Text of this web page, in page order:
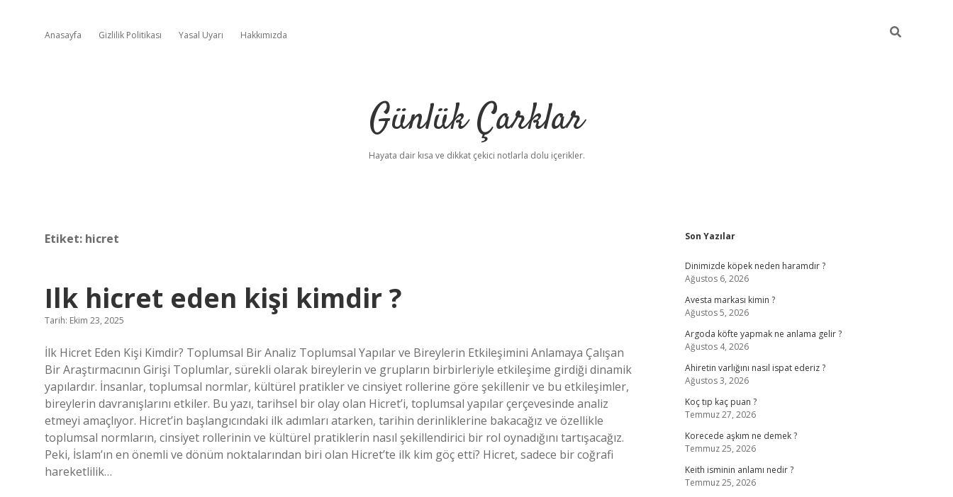
Anasayfa Gizlilik Politikası Yasal Uyarı Hakkımızda
Günlük Çarklar
Hayata dair kısa ve dikkat çekici notlarla dolu içerikler.
Etiket: hicret
Ilk hicret eden kişi kimdir ?
Tarih: Ekim 23, 2025
İlk Hicret Eden Kişi Kimdir? Toplumsal Bir Analiz Toplumsal Yapılar ve Bireylerin Etkileşimini Anlamaya Çalışan
Bir Araştırmacının Girişi Toplumlar, sürekli olarak bireylerin ve grupların birbirleriyle etkileşime girdiği dinamik
yapılardır. İnsanlar, toplumsal normlar, kültürel pratikler ve cinsiyet rollerine göre şekillenir ve bu etkileşimler,
bireylerin davranışlarını etkiler. Bu yazı, tarihsel bir olay olan Hicret’i, toplumsal yapılar çerçevesinde analiz
etmeyi amaçlıyor. Hicret’in başlangıcındaki ilk adımları atarken, tarihin derinliklerine bakacağız ve özellikle
toplumsal normların, cinsiyet rollerinin ve kültürel pratiklerin nasıl şekillendirici bir rol oynadığını tartışacağız.
Peki, İslam’ın en önemli ve dönüm noktalarından biri olan Hicret’te ilk kim göç etti? Hicret, sadece bir coğrafi
hareketlilik…
Sidebar
Son Yazılar
Dinimizde köpek neden haramdır ?
Ağustos 6, 2026
Avesta markası kimin ?
Ağustos 5, 2026
Argoda köfte yapmak ne anlama gelir ?
Ağustos 4, 2026
Ahiretin varlığını nasıl ispat ederiz ?
Ağustos 3, 2026
Koç tıp kaç puan ?
Temmuz 27, 2026
Korecede aşkım ne demek ?
Temmuz 25, 2026
Keith isminin anlamı nedir ?
Temmuz 25, 2026
ilbet güncel giriş adresi